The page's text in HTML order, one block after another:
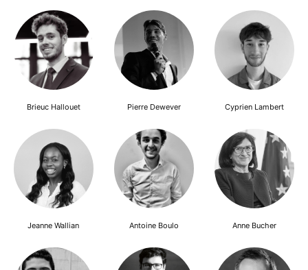
Brieuc Hallouet Pierre Dewever Cyprien Lambert
Jeanne Wallian Antoine Boulo Anne Bucher